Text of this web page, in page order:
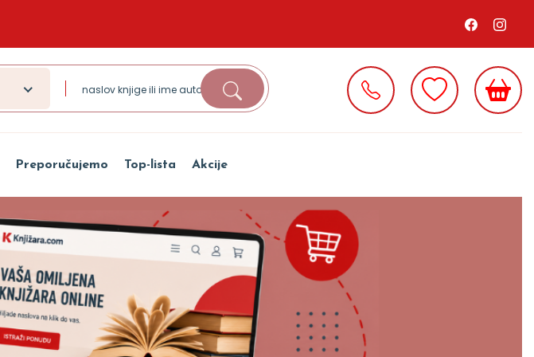
Preporučujemo Top-lista Akcije